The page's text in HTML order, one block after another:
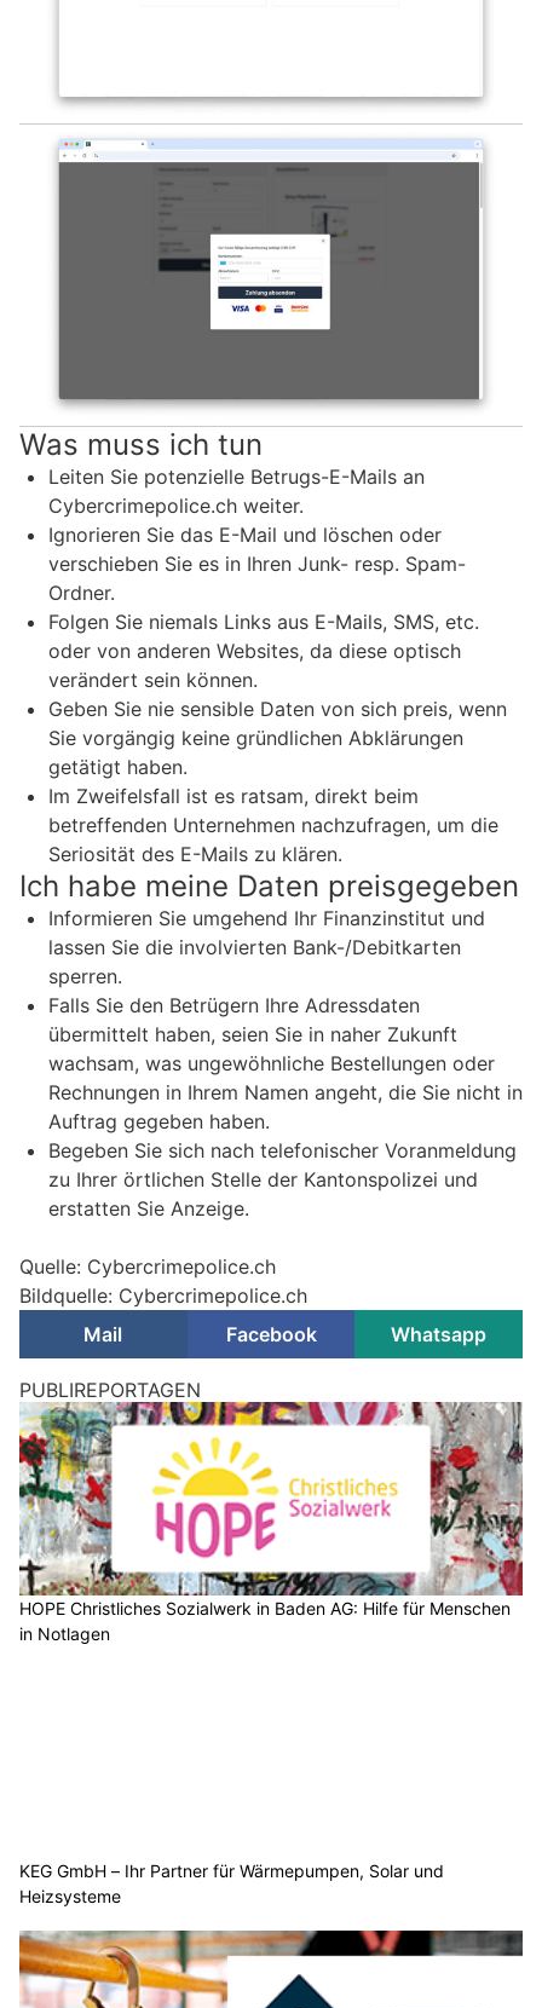
Was muss ich tun
Leiten Sie potenzielle Betrugs-E-Mails an
Cybercrimepolice.ch weiter.
Ignorieren Sie das E-Mail und löschen oder
verschieben Sie es in Ihren Junk- resp. Spam-
Ordner.
Folgen Sie niemals Links aus E-Mails, SMS, etc.
oder von anderen Websites, da diese optisch
verändert sein können.
Geben Sie nie sensible Daten von sich preis, wenn
Sie vorgängig keine gründlichen Abklärungen
getätigt haben.
Im Zweifelsfall ist es ratsam, direkt beim
betreffenden Unternehmen nachzufragen, um die
Seriosität des E-Mails zu klären.
Ich habe meine Daten preisgegeben
Informieren Sie umgehend Ihr Finanzinstitut und
lassen Sie die involvierten Bank-/Debitkarten
sperren.
Falls Sie den Betrügern Ihre Adressdaten
übermittelt haben, seien Sie in naher Zukunft
wachsam, was ungewöhnliche Bestellungen oder
Rechnungen in Ihrem Namen angeht, die Sie nicht in
Auftrag gegeben haben.
Begeben Sie sich nach telefonischer Voranmeldung
zu Ihrer örtlichen Stelle der Kantonspolizei und
erstatten Sie Anzeige.
Quelle: Cybercrimepolice.ch
Bildquelle: Cybercrimepolice.ch
Mail
Facebook Whatsapp
PUBLIREPORTAGEN
HOPE Christliches Sozialwerk in Baden AG: Hilfe für Menschen
in Notlagen
KEG GmbH – Ihr Partner für Wärmepumpen, Solar und
Heizsysteme